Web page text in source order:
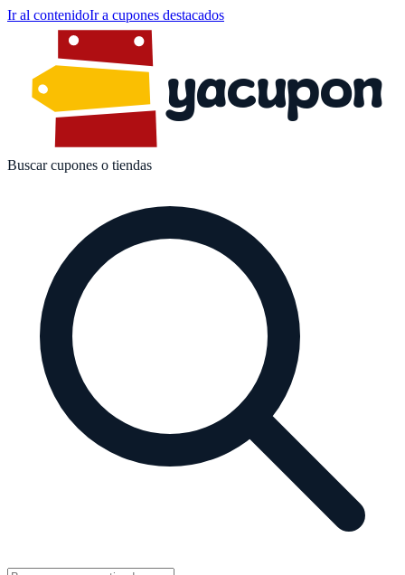
Ir al contenidoIr a cupones destacados
yacupon
Buscar cupones o tiendas